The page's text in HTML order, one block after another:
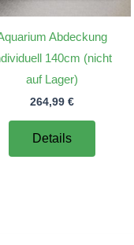
Abdeckung
140cm (nicht
auf Lager)
264,99 €
Details